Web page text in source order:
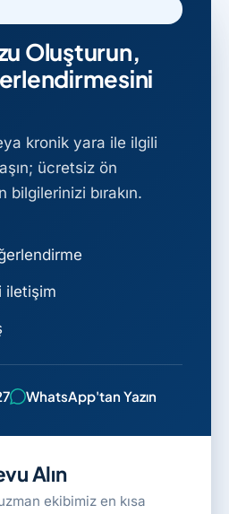
Oluşturun,
kronik yara ile ilgili
ücretsiz ön
bırakın.
iletişim
WhatsApp'tan Yazın
Alın
ekibimiz en kısa